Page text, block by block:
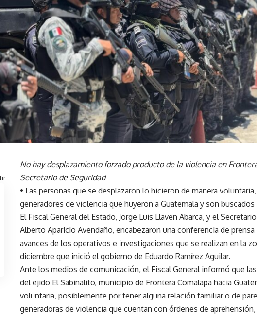
No hay desplazamiento forzado producto de la violencia en
Secretario de Seguridad
• Las personas que se desplazaron lo hicieron de manera
generadores de violencia que huyeron a Guatemala y son
El Fiscal General del Estado, Jorge Luis Llaven Abarca, y el
Alberto Aparicio Avendaño, encabezaron una conferencia de
avances de los operativos e investigaciones que se realizan en la
diciembre que inició el gobierno de Eduardo Ramírez Aguilar.
Ante los medios de comunicación, el Fiscal General informó que
del ejido El Sabinalito, municipio de Frontera Comalapa hacia
voluntaria, posiblemente por tener alguna relación familiar o de
generadoras de violencia que cuentan con órdenes de